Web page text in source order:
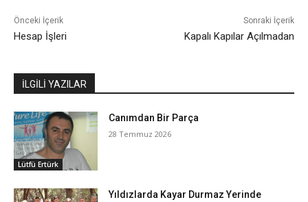
Önceki İçerik
Hesap İşleri
Sonraki İçerik
Kapalı Kapılar Açılmadan
İLGİLİ YAZILAR
Lütfü Ertürk
Canımdan Bir Parça
28 Temmuz 2026
Yıldızlarda Kayar Durmaz Yerinde